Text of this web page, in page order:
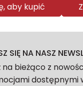
aby kupić
SIĘ NA NASZ
na bieżąco z
dostępnymi